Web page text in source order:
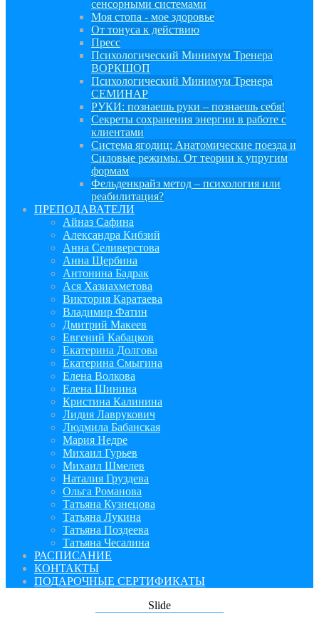
сенсорными системами
Моя стопа - мое здоровье
От тонуса к действию
Пресс
Психологический Минимум Тренера
ВОРКШОП
Психологический Минимум Тренера
СЕМИНАР
РУКИ: познаешь руки – познаешь себя!
Секреты сохранения энергии в работе с
клиентами
Система ягодиц: Анатомические поезда и
Силовые режимы. От теории к упругим
формам
Фельденкрайз метод – психология или
реабилитация?
ПРЕПОДАВАТЕЛИ
Айназ Сафина
Александра Кибзий
Анна Селиверстова
Анна Щербина
Антонина Бадрак
Ася Хазиахметова
Виктория Каратаева
Владимир Фатин
Дмитрий Макеев
Евгений Кабацков
Екатерина Долгова
Екатерина Смыгина
Елена Волкова
Елена Шинина
Кристина Калинина
Лидия Лаврукович
Людмила Бабанская
Мария Недре
Михаил Гурьев
Михаил Шмелев
Наталия Груздева
Ольга Романова
Татьяна Кузнецова
Татьяна Лукина
Татьяна Поздеева
Татьяна Чесалина
РАСПИСАНИЕ
КОНТАКТЫ
ПОДАРОЧНЫЕ СЕРТИФИКАТЫ
Slide